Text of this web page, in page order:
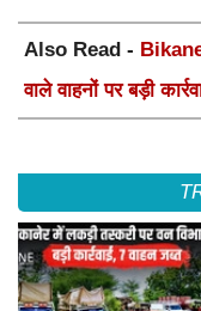
Also Read -
वाले वाहनों पर बड़ी